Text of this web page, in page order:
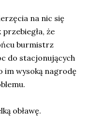
na nic się
przebiegła, że
burmistrz
do stacjonujących
im wysoką nagrodę
obławę.